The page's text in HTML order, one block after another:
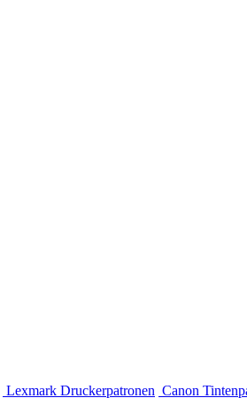
Lexmark Druckerpatronen Canon